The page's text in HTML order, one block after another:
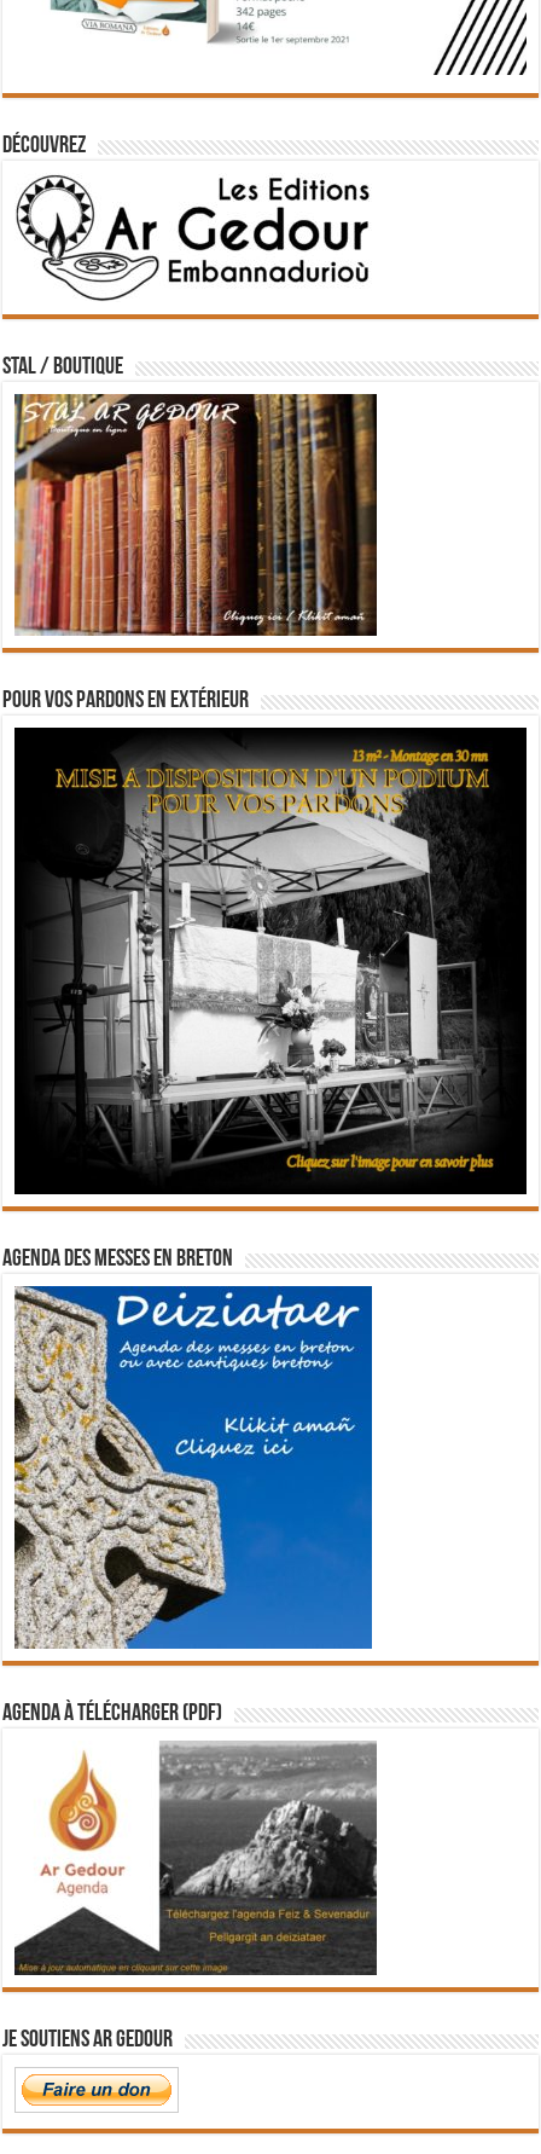
Découvrez
STAL / BOUTIQUE
Pour vos pardons en extérieur
Agenda des messes en breton
Agenda à télécharger (PDF)
Je soutiens Ar Gedour